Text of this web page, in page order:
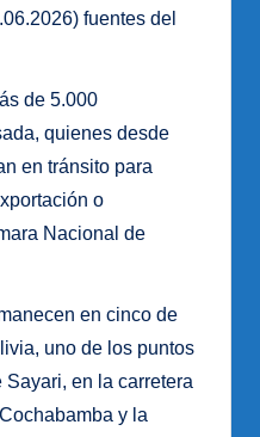
fuentes del
de 5.000
quienes desde
en tránsito para
o
Nacional de
en cinco de
uno de los puntos
en la carretera
y la